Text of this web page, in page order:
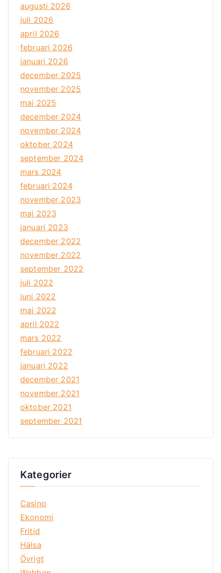
augusti 2026
juli 2026
april 2026
februari 2026
januari 2026
december 2025
november 2025
maj 2025
december 2024
november 2024
oktober 2024
september 2024
mars 2024
februari 2024
november 2023
maj 2023
januari 2023
december 2022
november 2022
september 2022
juli 2022
juni 2022
maj 2022
april 2022
mars 2022
februari 2022
januari 2022
december 2021
november 2021
oktober 2021
september 2021
Kategorier
Casino
Ekonomi
Fritid
Hälsa
Övrigt